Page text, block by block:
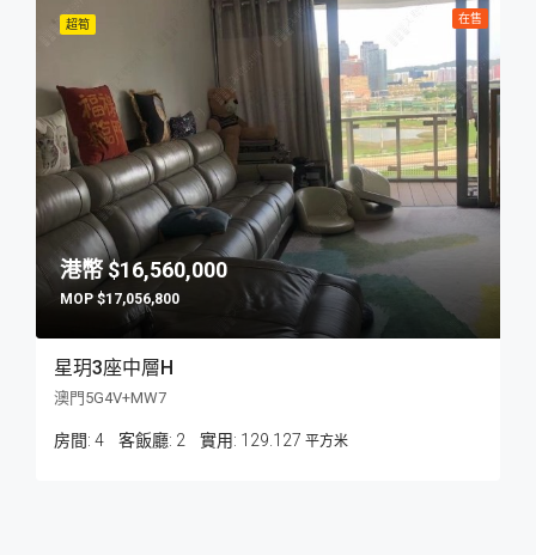
超筍 在售
$16,560,000
$17,056,800
星玥3座中層H
澳門5G4V+MW7
房間: 4 客飯廳: 2 129.127 平方米